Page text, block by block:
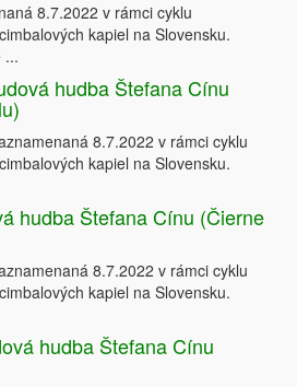
8.7.2022 v rámci cyklu
kapiel na Slovensku.
...
hudba Štefana Cínu
8.7.2022 v rámci cyklu
kapiel na Slovensku.
hudba Štefana Cínu (Čierne
8.7.2022 v rámci cyklu
kapiel na Slovensku.
hudba Štefana Cínu